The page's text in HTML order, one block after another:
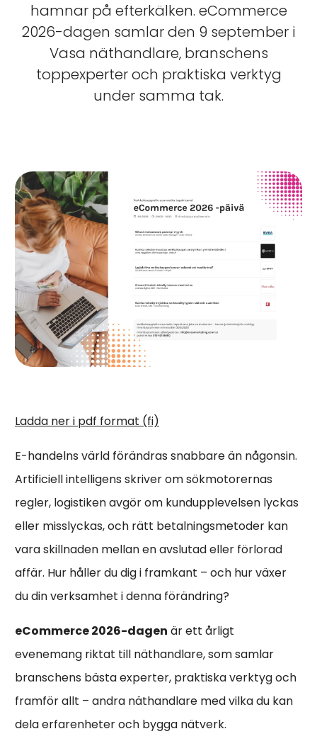
hamnar på efterkälken. eCommerce
2026-dagen samlar den 9 september i
Vasa näthandlare, branschens
toppexperter och praktiska verktyg
under samma tak.
Ladda ner i pdf format (fi)
E-handelns värld förändras snabbare än någonsin.
Artificiell intelligens skriver om sökmotorernas
regler, logistiken avgör om kundupplevelsen lyckas
eller misslyckas, och rätt betalningsmetoder kan
vara skillnaden mellan en avslutad eller förlorad
affär. Hur håller du dig i framkant – och hur växer
du din verksamhet i denna förändring?
eCommerce 2026-dagen är ett årligt
evenemang riktat till näthandlare, som samlar
branschens bästa experter, praktiska verktyg och
framför allt – andra näthandlare med vilka du kan
dela erfarenheter och bygga nätverk.